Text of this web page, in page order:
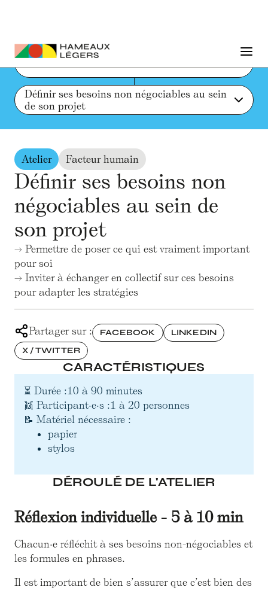
Définir ses besoins non négociables au sein
de son projet
Atelier Facteur humain
Définir ses besoins non
négociables au sein de
son projet
→ Permettre de poser ce qui est vraiment important
pour soi
→ Inviter à échanger en collectif sur ces besoins
pour adapter les stratégies
Partager sur : FACEBOOK
LINKEDIN
X / TWITTER
CARACTÉRISTIQUES
⏳ Durée :10 à 90 minutes
👯 Participant·e·s :1 à 20 personnes
📝 Matériel nécessaire :
papier
stylos
DÉROULÉ DE L'ATELIER
Réflexion individuelle - 5 à 10 min
Chacun·e réfléchit à ses besoins non-négociables et
les formules en phrases.
Il est important de bien s’assurer que c’est bien des